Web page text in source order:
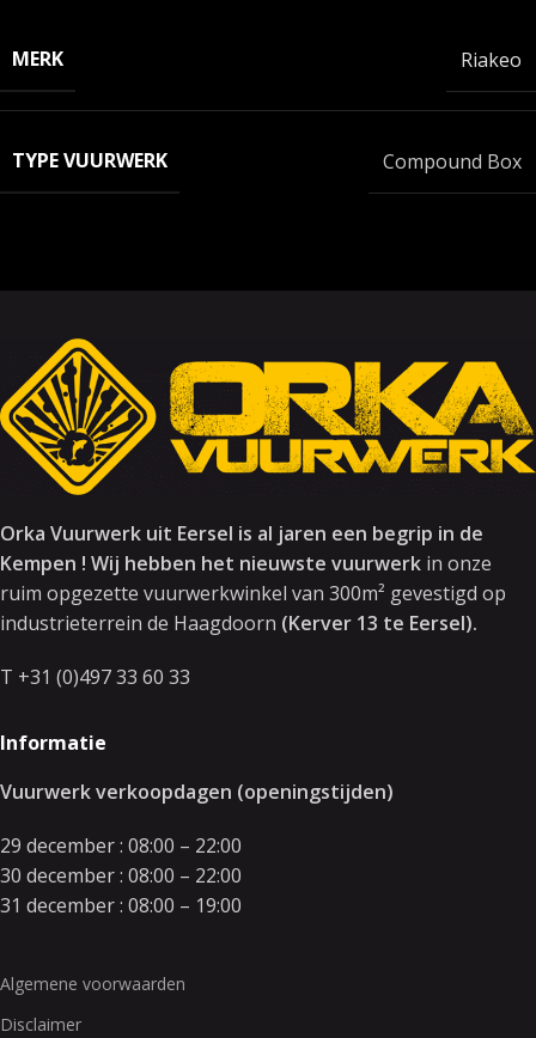
MERK Riakeo
TYPE VUURWERK Compound Box
Orka Vuurwerk uit Eersel is al jaren een begrip in de
Kempen ! Wij hebben het nieuwste vuurwerk in onze
ruim opgezette vuurwerkwinkel van 300m² gevestigd op
industrieterrein de Haagdoorn (Kerver 13 te Eersel).
T +31 (0)497 33 60 33
Informatie
Vuurwerk verkoopdagen (openingstijden)
29 december : 08:00 – 22:00
30 december : 08:00 – 22:00
31 december : 08:00 – 19:00
Algemene voorwaarden
Disclaimer